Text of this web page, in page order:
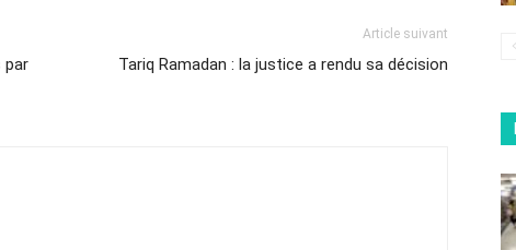
par
Article suivant
Tariq Ramadan : la justice a rendu sa décision